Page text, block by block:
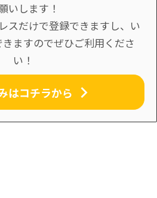
いします！
スだけで登録できますし、い
ますのでぜひご利用くださ
い！
はコチラから